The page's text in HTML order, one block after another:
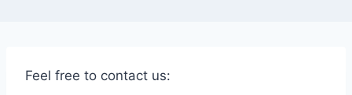
Feel free to contact us: